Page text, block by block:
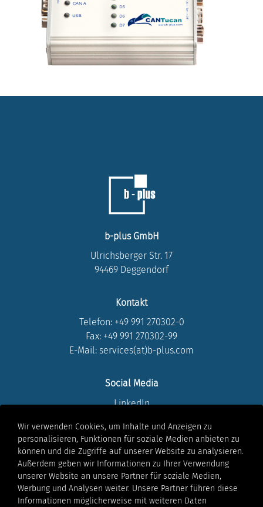
b-plus GmbH
Ulrichsberger Str. 17
94469 Deggendorf
Kontakt
Telefon: +49 991 270302-0
Fax: +49 991 270302-99
E-Mail: services(at)b-plus.com
Social Media
LinkedIn
Youtube
Facebook
Xing
Rechtliches
Wir verwenden Cookies, um Inhalte und Anzeigen zu
personalisieren, Funktionen für soziale Medien anbieten zu
können und die Zugriffe auf unserer Website zu analysieren.
Außerdem geben wir Informationen zu Ihrer Verwendung
unserer Website an unsere Partner für soziale Medien,
Werbung und Analysen weiter. Unsere Partner führen diese
Informationen möglicherweise mit weiteren Daten